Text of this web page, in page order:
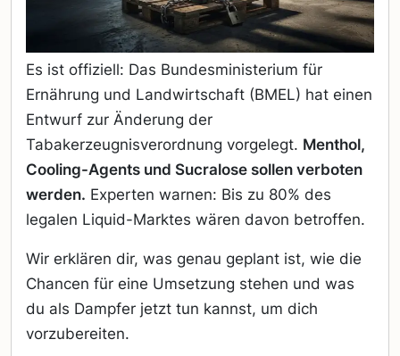
Es ist offiziell: Das Bundesministerium für
Ernährung und Landwirtschaft (BMEL) hat einen
Entwurf zur Änderung der
Tabakerzeugnisverordnung vorgelegt. Menthol,
Cooling-Agents und Sucralose sollen verboten
werden. Experten warnen: Bis zu 80% des
legalen Liquid-Marktes wären davon betroffen.
Wir erklären dir, was genau geplant ist, wie die
Chancen für eine Umsetzung stehen und was
du als Dampfer jetzt tun kannst, um dich
vorzubereiten.